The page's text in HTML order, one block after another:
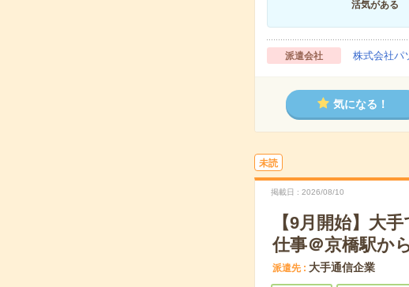
活気がある
派遣会社 株式会社パ
気になる！
未読
掲載日 2026/08/10
【9月開始】大
仕事＠京橋駅か
派遣先 大手通信企業